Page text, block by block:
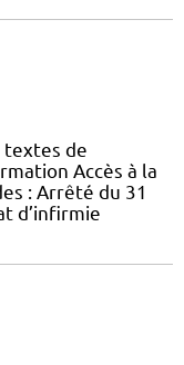
textes de
Accès à la
: Arrêté du 31
d’infirmie